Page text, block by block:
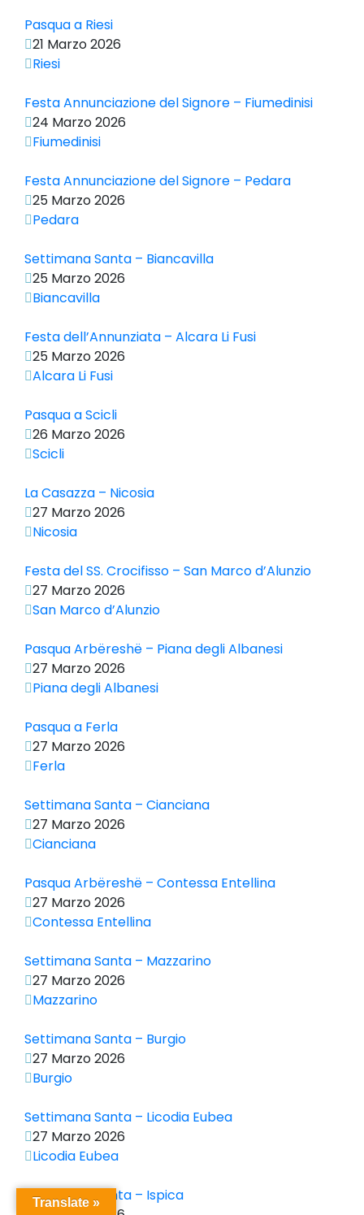
Pasqua a Riesi
21 Marzo 2026
Riesi
Festa Annunciazione del Signore – Fiumedinisi
24 Marzo 2026
Fiumedinisi
Festa Annunciazione del Signore – Pedara
25 Marzo 2026
Pedara
Settimana Santa – Biancavilla
25 Marzo 2026
Biancavilla
Festa dell’Annunziata – Alcara Li Fusi
25 Marzo 2026
Alcara Li Fusi
Pasqua a Scicli
26 Marzo 2026
Scicli
La Casazza – Nicosia
27 Marzo 2026
Nicosia
Festa del SS. Crocifisso – San Marco d’Alunzio
27 Marzo 2026
San Marco d’Alunzio
Pasqua Arbëreshë – Piana degli Albanesi
27 Marzo 2026
Piana degli Albanesi
Pasqua a Ferla
27 Marzo 2026
Ferla
Settimana Santa – Cianciana
27 Marzo 2026
Cianciana
Pasqua Arbëreshë – Contessa Entellina
27 Marzo 2026
Contessa Entellina
Settimana Santa – Mazzarino
27 Marzo 2026
Mazzarino
Settimana Santa – Burgio
27 Marzo 2026
Burgio
Settimana Santa – Licodia Eubea
27 Marzo 2026
Licodia Eubea
Settimana Santa – Ispica
Translate »